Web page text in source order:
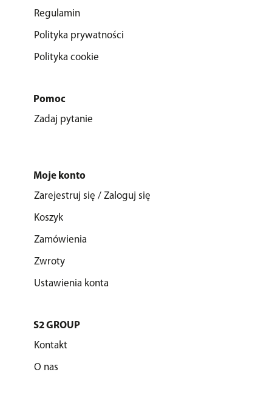
Regulamin
Polityka prywatności
Polityka cookie
Pomoc
Zadaj pytanie
Moje konto
Zarejestruj się / Zaloguj się
Koszyk
Zamówienia
Zwroty
Ustawienia konta
S2 GROUP
Kontakt
O nas